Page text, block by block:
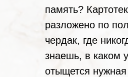
память?
разложено по
чердак, где
знаешь, в каком
отыщется